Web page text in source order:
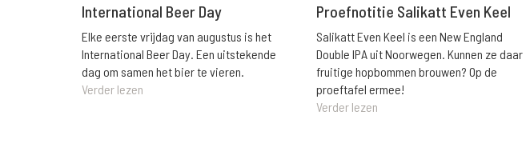
International Beer Day
Elke eerste vrijdag van augustus is het
International Beer Day. Een uitstekende
dag om samen het bier te vieren.
Verder lezen
Proefnotitie Salikatt Even Keel
Salikatt Even Keel is een New England
Double IPA uit Noorwegen. Kunnen ze daar
fruitige hopbommen brouwen? Op de
proeftafel ermee!
Verder lezen